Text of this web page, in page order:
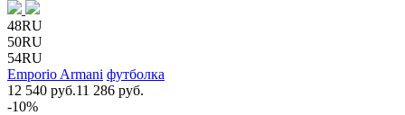
48RU
50RU
54RU
Emporio Armani футболка
12 540 руб.11 286 руб.
-10%